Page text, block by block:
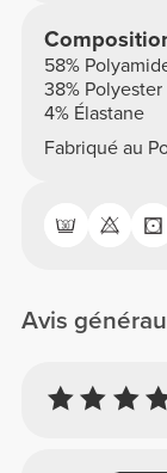
58%
38% Polyester
4% Élastane
Fabriqué au
Avis